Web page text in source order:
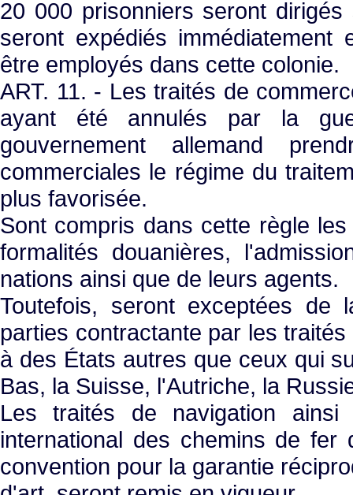
20 000 prisonniers seront
seront expédiés immédiatement
être employés dans cette colonie.
ART. 11. - Les traités de
ayant été annulés par la
gouvernement allemand
commerciales le régime du
plus favorisée.
Sont compris dans cette règle
formalités douanières,
nations ainsi que de leurs agents.
Toutefois, seront exceptées
parties contractante par les
à des États autres que ceux qui
Bas, la Suisse, l'Autriche, la
Les traités de navigation
international des chemins de
convention pour la garantie